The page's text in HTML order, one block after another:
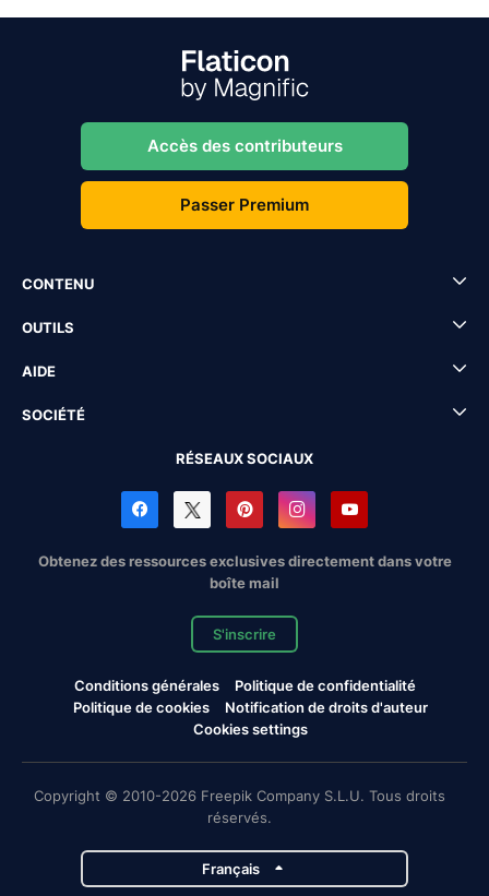
Accès des contributeurs
Passer Premium
CONTENU
OUTILS
AIDE
SOCIÉTÉ
RÉSEAUX SOCIAUX
Obtenez des ressources exclusives directement dans votre
boîte mail
S'inscrire
Conditions générales
Politique de confidentialité
Politique de cookies
Notification de droits d'auteur
Cookies settings
Copyright © 2010-2026 Freepik Company S.L.U. Tous droits
réservés.
Français